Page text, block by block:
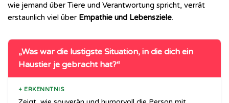
wie jemand über Tiere und Verantwortung spricht, verrät
erstaunlich viel über Empathie und Lebensziele.
„Was war die lustigste Situation, in die dich ein
Haustier je gebracht hat?“
+ ERKENNTNIS